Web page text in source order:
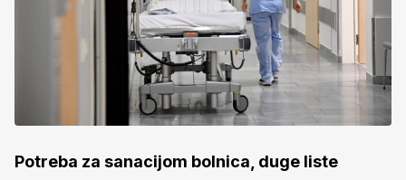
Potreba za sanacijom bolnica, duge liste